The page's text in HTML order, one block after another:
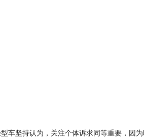
坚持认为，关注个体诉求同等重要，因为